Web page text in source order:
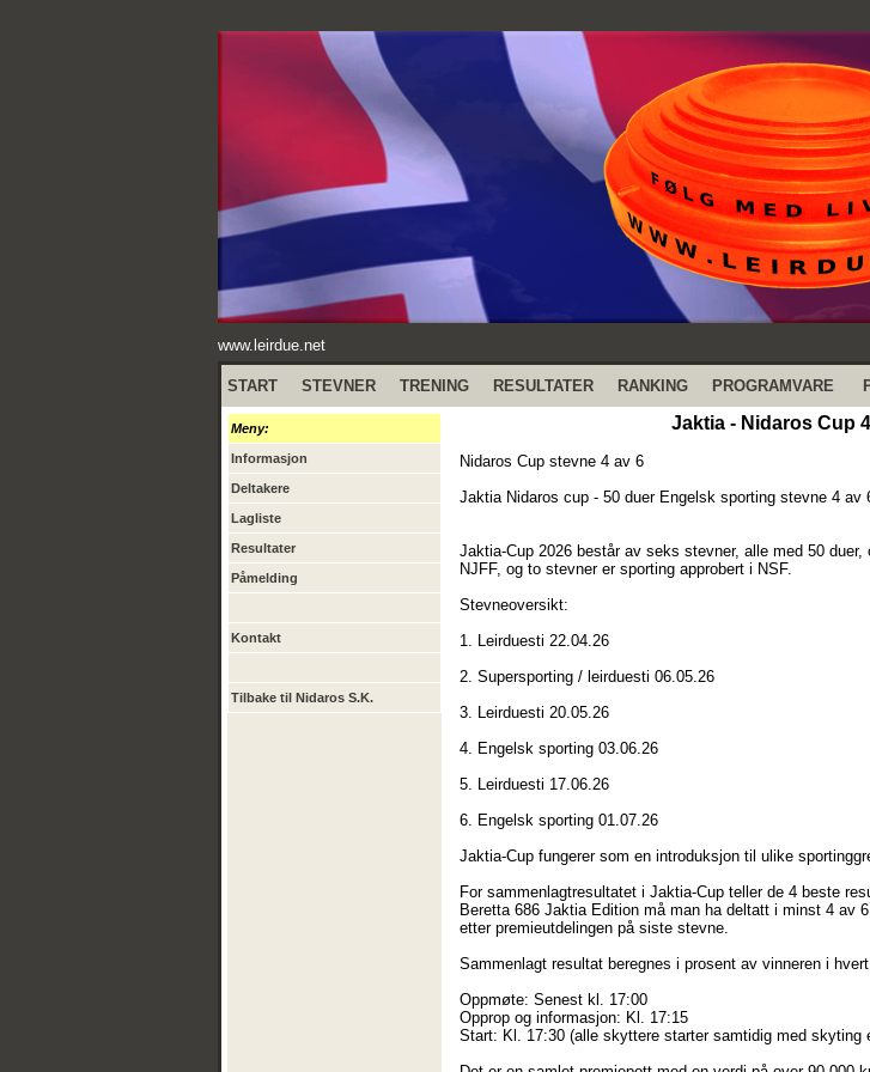
www.leirdue.net
START STEVNER TRENING RESULTATER RANKING PROGRAMVARE
Meny:
Informasjon
Deltakere
Lagliste
Resultater
Påmelding
Kontakt
Tilbake til Nidaros S.K.
Jaktia - Nidaros Cup
Nidaros Cup stevne 4 av 6
Jaktia Nidaros cup - 50 duer Engelsk sporting stevne 4 av
Jaktia-Cup 2026 består av seks stevner, alle med 50
NJFF, og to stevner er sporting approbert i NSF.
Stevneoversikt:
1. Leirduesti 22.04.26
2. Supersporting / leirduesti 06.05.26
3. Leirduesti 20.05.26
4. Engelsk sporting 03.06.26
5. Leirduesti 17.06.26
6. Engelsk sporting 01.07.26
Jaktia-Cup fungerer som en introduksjon til ulike
For sammenlagtresultatet i Jaktia-Cup teller de 4 beste
Beretta 686 Jaktia Edition må man ha deltatt i minst 4
etter premieutdelingen på siste stevne.
Sammenlagt resultat beregnes i prosent av vinneren i
Oppmøte: Senest kl. 17:00
Opprop og informasjon: Kl. 17:15
Start: Kl. 17:30 (alle skyttere starter samtidig med skyting